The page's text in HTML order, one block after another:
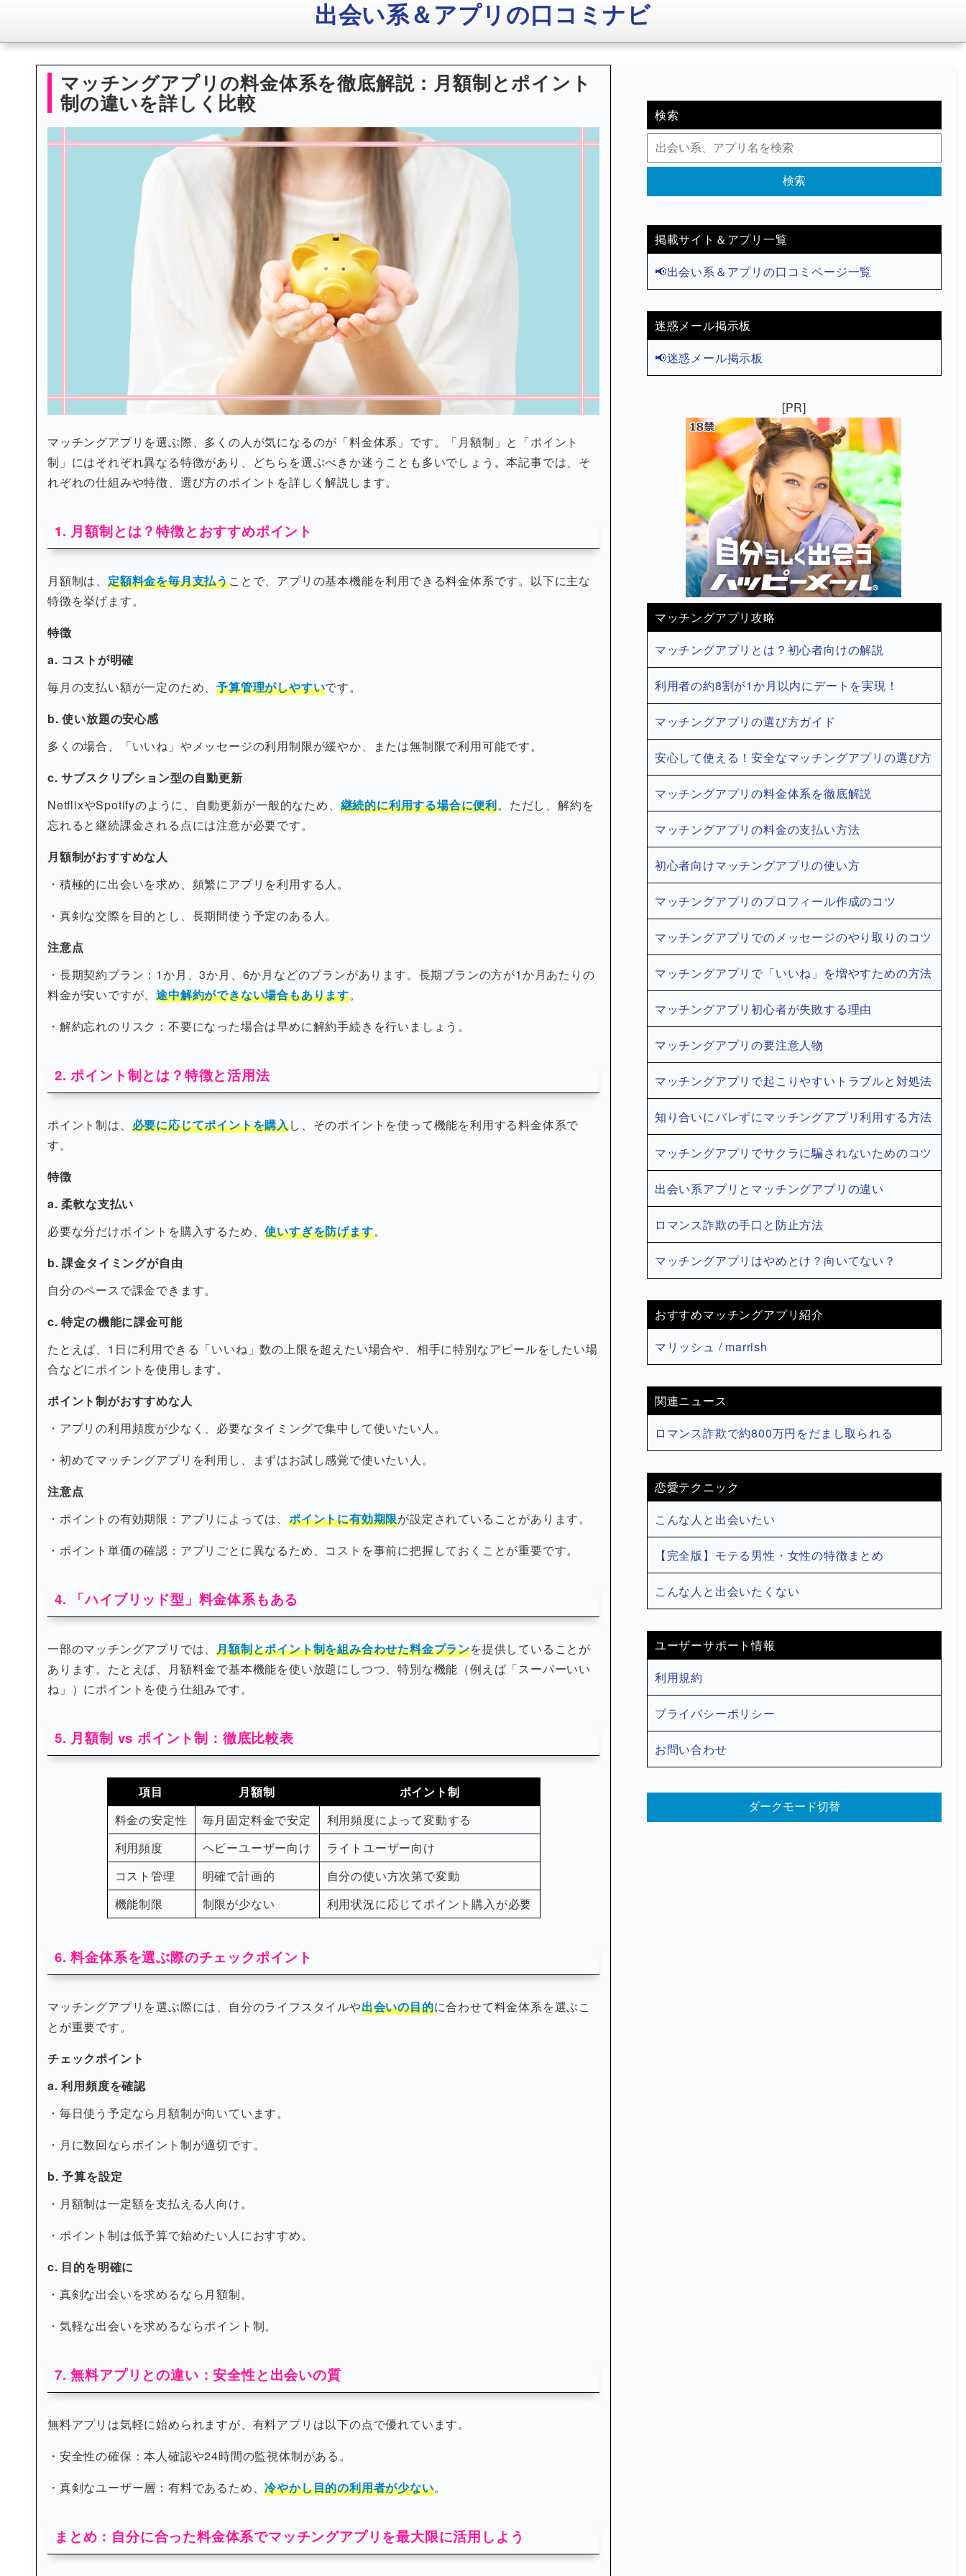
出会い系＆アプリの口コミナビ
マッチングアプリの料金体系を徹底解説：月額制とポイント
制の違いを詳しく比較
マッチングアプリを選ぶ際、多くの人が気になるのが「料金体系」です。「月額制」と「ポイント
制」にはそれぞれ異なる特徴があり、どちらを選ぶべきか迷うことも多いでしょう。本記事では、そ
れぞれの仕組みや特徴、選び方のポイントを詳しく解説します。
1. 月額制とは？特徴とおすすめポイント
月額制は、 定額料金を毎月支払うことで、アプリの基本機能を利用できる料金体系です。以下に主な
特徴を挙げます。
特徴
a. コストが明確
毎月の支払い額が一定のため、予算管理がしやすいです。
b. 使い放題の安心感
多くの場合、「いいね」やメッセージの利用制限が緩やか、または無制限で利用可能です。
c. サブスクリプション型の自動更新
NetflixやSpotifyのように、自動更新が一般的なため、 継続的に利用する場合に便利。ただし、解約を
忘れると継続課金される点には注意が必要です。
月額制がおすすめな人
・積極的に出会いを求め、頻繁にアプリを利用する人。
・真剣な交際を目的とし、長期間使う予定のある人。
注意点
・長期契約プラン：1か月、3か月、6か月などのプランがあります。長期プランの方が1か月あたりの
料金が安いですが、途中解約ができない場合もあります。
・解約忘れのリスク：不要になった場合は早めに解約手続きを行いましょう。
2. ポイント制とは？特徴と活用法
ポイント制は、 必要に応じてポイントを購入し、そのポイントを使って機能を利用する料金体系で
す。
特徴
a. 柔軟な支払い
必要な分だけポイントを購入するため、使いすぎを防げます。
b. 課金タイミングが自由
自分のペースで課金できます。
c. 特定の機能に課金可能
たとえば、1日に利用できる「いいね」数の上限を超えたい場合や、相手に特別なアピールをしたい場
合などにポイントを使用します。
ポイント制がおすすめな人
・アプリの利用頻度が少なく、必要なタイミングで集中して使いたい人。
・初めてマッチングアプリを利用し、まずはお試し感覚で使いたい人。
注意点
・ポイントの有効期限：アプリによっては、 ポイントに有効期限が設定されていることがあります。
・ポイント単価の確認：アプリごとに異なるため、コストを事前に把握しておくことが重要です。
4. 「ハイブリッド型」料金体系もある
一部のマッチングアプリでは、月額制とポイント制を組み合わせた料金プランを提供していることが
あります。たとえば、月額料金で基本機能を使い放題にしつつ、特別な機能（例えば「スーパーいい
ね」）にポイントを使う仕組みです。
5. 月額制 vs ポイント制：徹底比較表
項目 月額制
ポイント制
料金の安定性
毎月固定料金で安定
利用頻度によって変動する
利用頻度
ヘビーユーザー向け
ライトユーザー向け
コスト管理
明確で計画的
自分の使い方次第で変動
機能制限
制限が少ない 利用状況に応じてポイント購入が必要
6. 料金体系を選ぶ際のチェックポイント
マッチングアプリを選ぶ際には、自分のライフスタイルや出会いの目的に合わせて料金体系を選ぶこ
とが重要です。
チェックポイント
a. 利用頻度を確認
・毎日使う予定なら月額制が向いています。
・月に数回ならポイント制が適切です。
b. 予算を設定
・月額制は一定額を支払える人向け。
・ポイント制は低予算で始めたい人におすすめ。
c. 目的を明確に
・真剣な出会いを求めるなら月額制。
・気軽な出会いを求めるならポイント制。
7. 無料アプリとの違い：安全性と出会いの質
無料アプリは気軽に始められますが、有料アプリは以下の点で優れています。
・安全性の確保：本人確認や24時間の監視体制がある。
・真剣なユーザー層：有料であるため、冷やかし目的の利用者が少ない。
まとめ：自分に合った料金体系でマッチングアプリを最大限に活用しよう
検索
検索
掲載サイト＆アプリ一覧
📢出会い系＆アプリの口コミページ一覧
迷惑メール掲示板
📢迷惑メール掲示板
[PR]
マッチングアプリ攻略
マッチングアプリとは？初心者向けの解説
利用者の約8割が1か月以内にデートを実現！
マッチングアプリの選び方ガイド
安心して使える！安全なマッチングアプリの選び方
マッチングアプリの料金体系を徹底解説
マッチングアプリの料金の支払い方法
初心者向けマッチングアプリの使い方
マッチングアプリのプロフィール作成のコツ
マッチングアプリでのメッセージのやり取りのコツ
マッチングアプリで「いいね」を増やすための方法
マッチングアプリ初心者が失敗する理由
マッチングアプリの要注意人物
マッチングアプリで起こりやすいトラブルと対処法
知り合いにバレずにマッチングアプリ利用する方法
マッチングアプリでサクラに騙されないためのコツ
出会い系アプリとマッチングアプリの違い
ロマンス詐欺の手口と防止方法
マッチングアプリはやめとけ？向いてない？
おすすめマッチングアプリ紹介
マリッシュ / marrish
関連ニュース
ロマンス詐欺で約800万円をだまし取られる
恋愛テクニック
こんな人と出会いたい
【完全版】モテる男性・女性の特徴まとめ
こんな人と出会いたくない
ユーザーサポート情報
利用規約
プライバシーポリシー
お問い合わせ
ダークモード切替